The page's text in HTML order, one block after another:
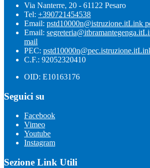
Via Nanterre, 20 - 61122 Pesaro
Tel: +390721454538
Email: pstd10000n@istruzione.itLink
Email: segreteria@itbramantegenga.it
mail
PEC: pstd10000n@pec.istruzione.it
C.F.: 92052320410
OID: E10163176
Seguici su
Facebook
Vimeo
Youtube
Instagram
Sezione Link Utili